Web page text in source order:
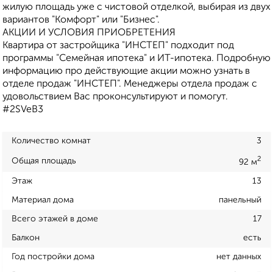
жилую площадь уже с чистовой отделкой, выбирая из двух
вариантов "Комфорт" или "Бизнес".
АКЦИИ И УСЛОВИЯ ПРИОБРЕТЕНИЯ
Квартира от застройщика "ИНСТЕП" подходит под
программы "Семейная ипотека" и ИТ-ипотека. Подробную
информацию про действующие акции можно узнать в
отделе продаж "ИНСТЕП". Менеджеры отдела продаж с
удовольствием Вас проконсультируют и помогут.
#2SVeB3
Количество комнат 3
Общая площадь 92 м2
Этаж 13
Материал дома панельный
Всего этажей в доме 17
Балкон есть
Год постройки дома нет данных